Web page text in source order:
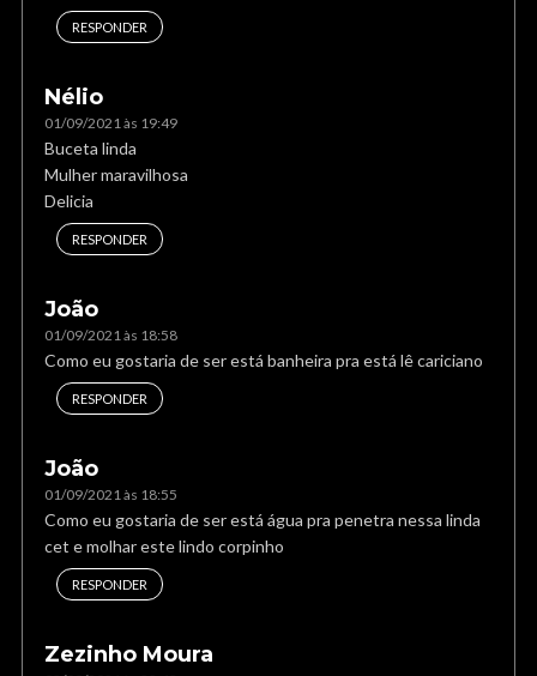
RESPONDER
Nélio
01/09/2021 às 19:49
Buceta linda
Mulher maravilhosa
Delicia
RESPONDER
João
01/09/2021 às 18:58
Como eu gostaria de ser está banheira pra está lê cariciano
RESPONDER
João
01/09/2021 às 18:55
Como eu gostaria de ser está água pra penetra nessa linda
cet e molhar este lindo corpinho
RESPONDER
Zezinho Moura